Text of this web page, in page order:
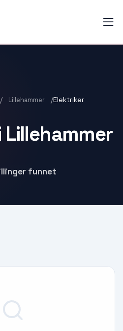
/ Lillehammer /Elektriker
Lillehammer
funnet